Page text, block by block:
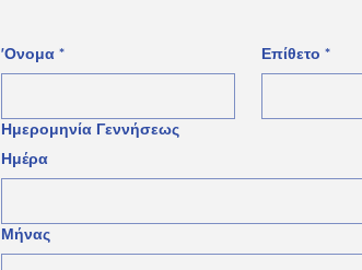
'Ονομα * Επίθετο *
Ημερομηνία Γεννήσεως
Ημέρα
Μήνας